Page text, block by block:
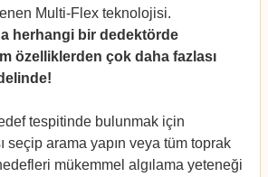
Multi-Flex teknolojisi.
herhangi bir dedektörde
özelliklerden çok daha fazlası
tespitinde bulunmak için
seçip arama yapın veya tüm toprak
mükemmel algılama yeteneği